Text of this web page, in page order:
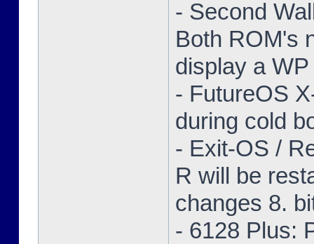
- Second
Both ROM's
display a
- FutureOS
during cold
- Exit-OS /
R will be
changes 8.
- 6128 Plus: